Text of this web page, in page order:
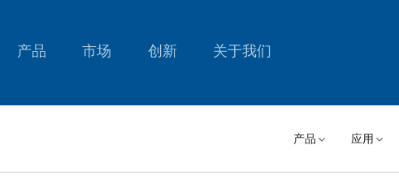
产品 市场 创新 关于我们
产品 应用